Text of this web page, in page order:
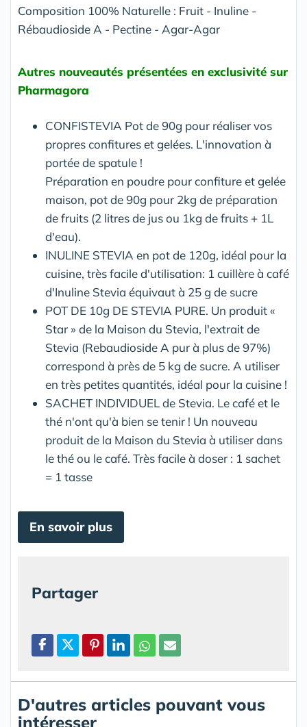
Composition 100% Naturelle : Fruit - Inuline -
Rébaudioside A - Pectine - Agar-Agar
Autres nouveautés présentées en exclusivité sur
Pharmagora
CONFISTEVIA Pot de 90g pour réaliser vos
propres confitures et gelées. L'innovation à
portée de spatule !
Préparation en poudre pour confiture et gelée
maison, pot de 90g pour 2kg de préparation
de fruits (2 litres de jus ou 1kg de fruits + 1L
d'eau).
INULINE STEVIA en pot de 120g, idéal pour la
cuisine, très facile d'utilisation: 1 cuillère à café
d'Inuline Stevia équivaut à 25 g de sucre
POT DE 10g DE STEVIA PURE. Un produit «
Star » de la Maison du Stevia, l'extrait de
Stevia (Rebaudioside A pur à plus de 97%)
correspond à près de 5 kg de sucre. A utiliser
en très petites quantités, idéal pour la cuisine !
SACHET INDIVIDUEL de Stevia. Le café et le
thé n'ont qu'à bien se tenir ! Un nouveau
produit de la Maison du Stevia à utiliser dans
le thé ou le café. Très facile à doser : 1 sachet
= 1 tasse
En savoir plus
Partager
D'autres articles pouvant vous
intéresser